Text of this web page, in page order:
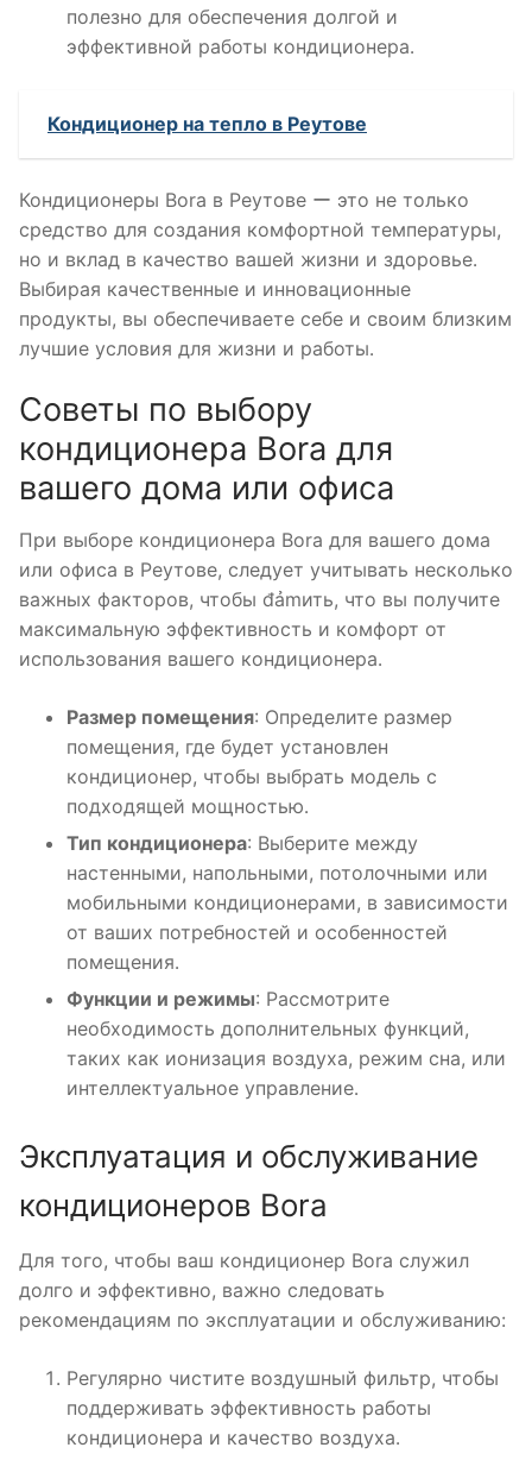
полезно для обеспечения долгой и
эффективной работы кондиционера․
Кондиционер на тепло в Реутове
Кондиционеры Bora в Реутове ー это не только
средство для создания комфортной температуры,
но и вклад в качество вашей жизни и здоровье․
Выбирая качественные и инновационные
продукты, вы обеспечиваете себе и своим близким
лучшие условия для жизни и работы․
Советы по выбору
кондиционера Bora для
вашего дома или офиса
При выборе кондиционера Bora для вашего дома
или офиса в Реутове, следует учитывать несколько
важных факторов, чтобы đảmить, что вы получите
максимальную эффективность и комфорт от
использования вашего кондиционера․
Размер помещения: Определите размер
помещения, где будет установлен
кондиционер, чтобы выбрать модель с
подходящей мощностью․
Тип кондиционера: Выберите между
настенными, напольными, потолочными или
мобильными кондиционерами, в зависимости
от ваших потребностей и особенностей
помещения․
Функции и режимы: Рассмотрите
необходимость дополнительных функций,
таких как ионизация воздуха, режим сна, или
интеллектуальное управление․
Эксплуатация и обслуживание
кондиционеров Bora
Для того, чтобы ваш кондиционер Bora служил
долго и эффективно, важно следовать
рекомендациям по эксплуатации и обслуживанию:
Регулярно чистите воздушный фильтр, чтобы
поддерживать эффективность работы
кондиционера и качество воздуха․